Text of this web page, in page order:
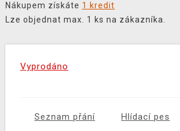
Nákupem získáte 1 kredit
Lze objednat max. 1 ks na zákazníka.
Vyprodáno
Seznam přání Hlídací pes